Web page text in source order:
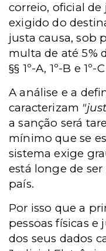
correio, oficial de
exigido do
justa causa, sob
multa de até 5%
§§ 1º-A, 1º-B e 1º-C
A análise e a
caracterizam
a sanção será
mínimo que se
sistema exige
está longe de
país.
Por isso que a
pessoas físicas e
dos seus dados